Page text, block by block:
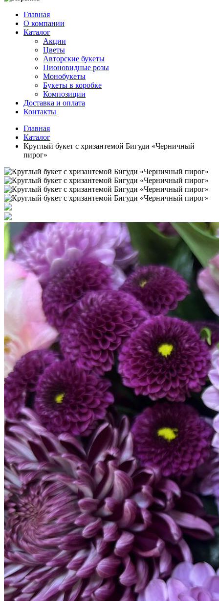
Главная
О компании
Каталог
Акции
Цветы
Авторские букеты
Пионовидные розы
Монобукеты
Букеты в коробке
Композиции
Доставка и оплата
Контакты
Главная
Каталог
Круглый букет с хризантемой Бигуди «Черничный
пирог»